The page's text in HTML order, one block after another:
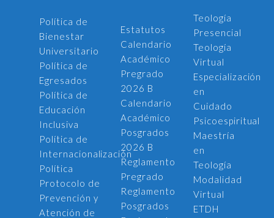
Política de
Bienestar
Universitario
Política de
Egresados
Política de
Educación
Inclusiva
Política de
Internacionalización
Política
Protocolo de
Prevención y
Atención de
Estatutos
Calendario
Académico
Pregrado
2026 B
Calendario
Académico
Posgrados
2026 B
Reglamento
Pregrado
Reglamento
Posgrados
Teología
Presencial
Teología
Virtual
Especialización
en
Cuidado
Psicoespiritual
Maestría
en
Teología
Modalidad
Virtual
ETDH